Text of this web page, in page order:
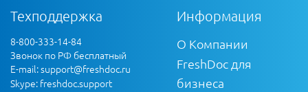
Техподдержка
8-800-333-14-84
Звонок по РФ бесплатный
E-mail:support@freshdoc.ru
Skype: freshdoc.support
Информация
О Компании
FreshDoc для
бизнеса